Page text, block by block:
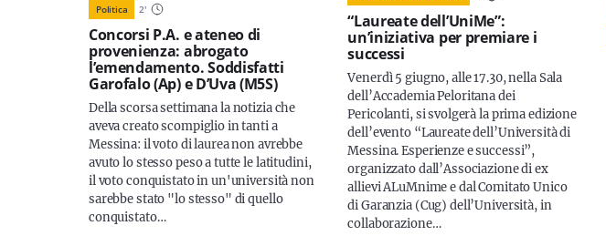
Politica 2'
Concorsi P.A. e ateneo di
provenienza: abrogato
l’emendamento. Soddisfatti
Garofalo (Ap) e D’Uva (M5S)
Della scorsa settimana la notizia che
aveva creato scompiglio in tanti a
Messina: il voto di laurea non avrebbe
avuto lo stesso peso a tutte le latitudini,
il voto conquistato in un'università non
sarebbe stato "lo stesso" di quello
conquistato…
“Laureate dell’UniMe”:
un’iniziativa per premiare i
successi
Venerdì 5 giugno, alle 17.30, nella Sala
dell’Accademia Peloritana dei
Pericolanti, si svolgerà la prima edizione
dell’evento “Laureate dell’Università di
Messina. Esperienze e successi”,
organizzato dall’Associazione di ex
allievi ALuMnime e dal Comitato Unico
di Garanzia (Cug) dell’Università, in
collaborazione…